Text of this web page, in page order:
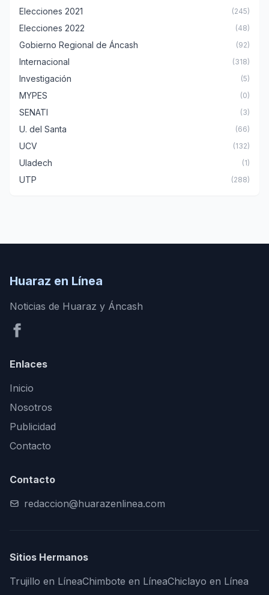
Elecciones 2021 (245)
Elecciones 2022 (48)
Gobierno Regional de Áncash (92)
Internacional (318)
Investigación (5)
MYPES (0)
SENATI (3)
U. del Santa (66)
UCV (132)
Uladech (1)
UTP (288)
Huaraz en Línea
Noticias de Huaraz y Áncash
Enlaces
Inicio
Nosotros
Publicidad
Contacto
Contacto
redaccion@huarazenlinea.com
Sitios Hermanos
Trujillo en LíneaChimbote en LíneaChiclayo en Línea